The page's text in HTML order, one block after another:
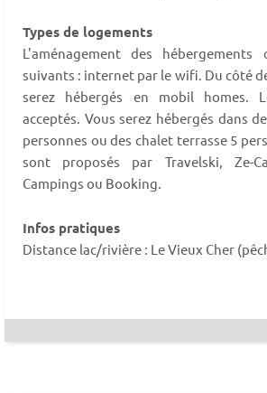
Types de logements
L'aménagement des
suivants : internet par le wifi. Du côté
serez hébergés en mobil homes.
acceptés. Vous serez hébergés dans
personnes ou des chalet terrasse 5
sont proposés par Travelski, Ze-
Campings ou Booking.
Infos pratiques
Distance lac/rivière : Le Vieux Cher